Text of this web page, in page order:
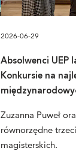
2026-06-29
Absolwenci UEP
Konkursie na
Zuzanna Puweł
równorzędne
magisterskich.